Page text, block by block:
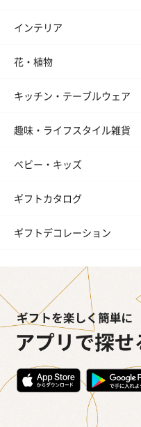
インテリア
花・植物
キッチン・テーブルウェア
趣味・ライフスタイル雑貨
ベビー・キッズ
ギフトカタログ
ギフトデコレーション